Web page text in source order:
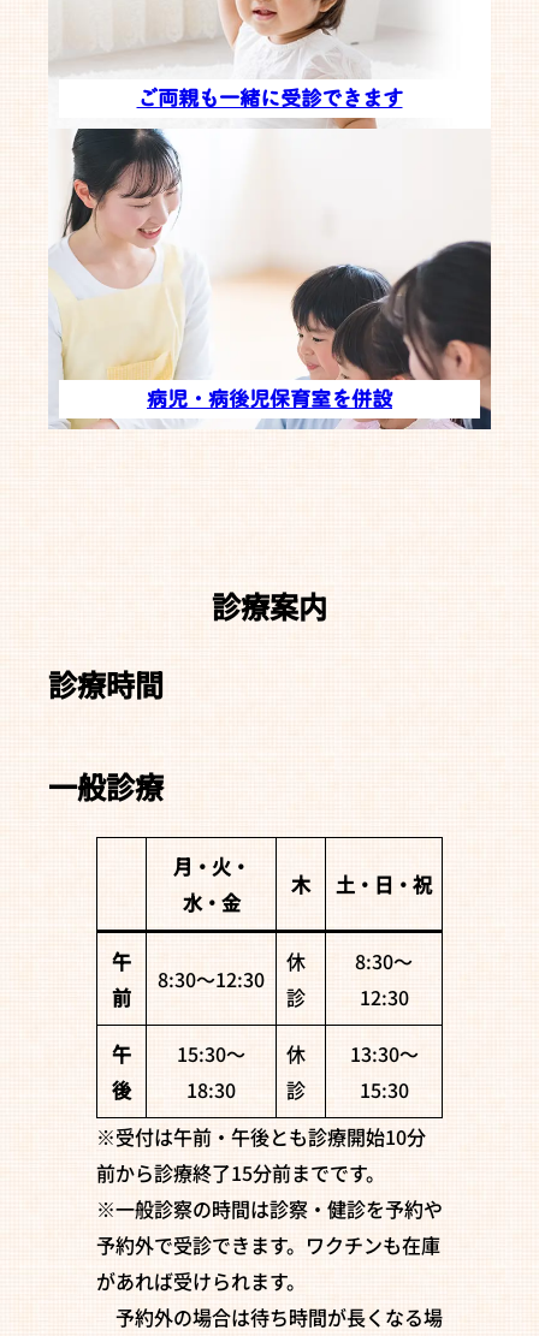
ご両親も一緒に受診できます
病児・病後児保育室を併設
診療案内
診療時間
一般診療
月・火・
水・金
木 土・日・祝
午
前
8:30〜12:30
休
診
8:30〜
12:30
午
後
15:30〜
18:30
休
診
13:30〜
15:30
※受付は午前・午後とも診療開始10分
前から診療終了15分前までです。
※一般診察の時間は診察・健診を予約や
予約外で受診できます。ワクチンも在庫
があれば受けられます。
予約外の場合は待ち時間が長くなる場